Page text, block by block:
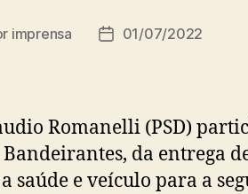
imprensa
Data01/07/2022
Romanelli (PSD)
da entrega
saúde e veículo para a